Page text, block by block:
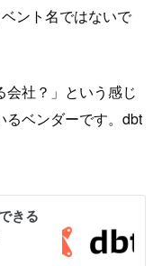
ント名ではないで
会社？」という感じ
るベンダーです。dbt